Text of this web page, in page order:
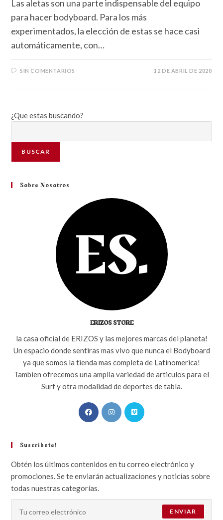
Las aletas son una parte indispensable del equipo
para hacer bodyboard. Para los más
experimentados, la elección de estas se hace casi
automáticamente, con…
SIN COMENTARIOS 12 DE ABRIL DE 2020
¿Que estas buscando?
BUSCAR
Sobre Nosotros
ERIZOS STORE
la casa oficial de ERIZOS y las mejores marcas del planeta!
Un espacio donde sentiras mas vivo que nunca el Bodyboard
ya que somos la tienda mas completa de Latinomerica!
Tambien ofrecemos una amplia variedad de articulos para el
Surf y otra modalidad de deportes de tabla.
Suscribete!
Obtén los últimos contenidos en tu correo electrónico y
promociones. Se te enviarán actualizaciones y noticias sobre
todas nuestras categorías.
ENVIAR